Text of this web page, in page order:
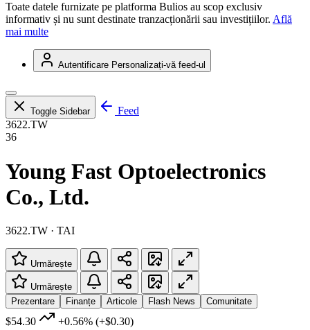
Toate datele furnizate pe platforma Bulios au scop exclusiv
informativ și nu sunt destinate tranzacționării sau investițiilor. Află
mai multe
Autentificare Personalizați-vă feed-ul
Toggle Sidebar
Feed
3622.TW
36
Young Fast Optoelectronics
Co., Ltd.
3622.TW · TAI
Urmărește
Urmărește
Prezentare
Finanțe Articole Flash News Comunitate
$54.30 +0.56% (+$0.30)